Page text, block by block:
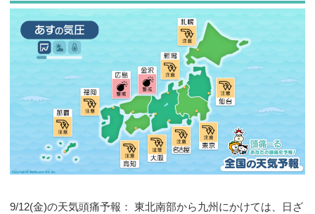
お問合せ
9/12(金)の天気頭痛予報： 東北南部から九州にかけては、日ざ